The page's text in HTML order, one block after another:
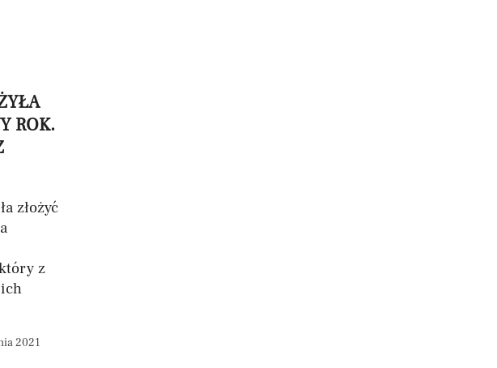
ROK.
złożyć
z
2021